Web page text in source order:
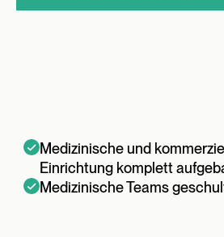
Medizinische Teams
Medizinische und
Einrichtung komplett